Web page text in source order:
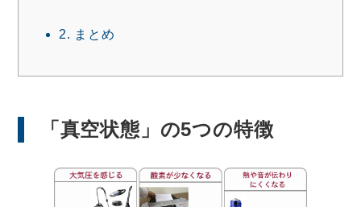
2. まとめ
「真空状態」の5つの特徴